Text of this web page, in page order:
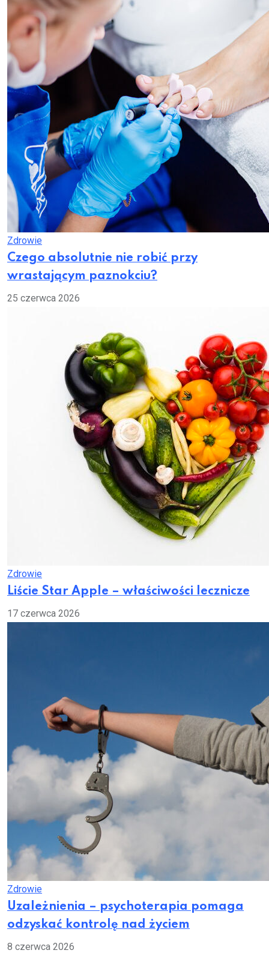
Zdrowie
Czego absolutnie nie robić przy
wrastającym paznokciu?
25 czerwca 2026
Zdrowie
Liście Star Apple – właściwości lecznicze
17 czerwca 2026
Zdrowie
Uzależnienia – psychoterapia pomaga
odzyskać kontrolę nad życiem
8 czerwca 2026